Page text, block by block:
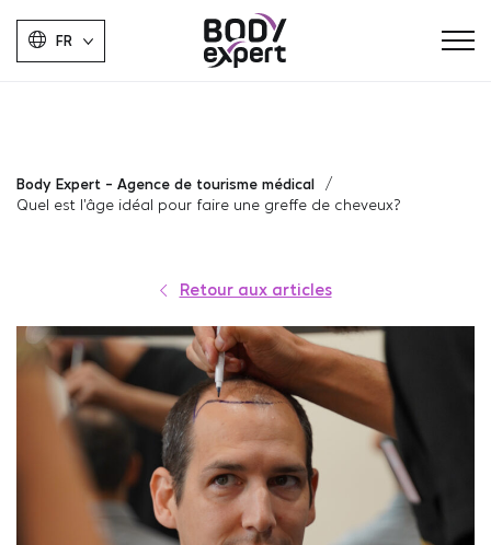
FR
Body Expert - Agence de tourisme médical
Quel est l’âge idéal pour faire une greffe de cheveux?
Retour aux articles